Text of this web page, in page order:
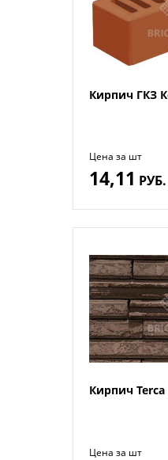
Кирпич ГКЗ
Цена за шт
14,11 РУБ.
Кирпич Terca
Цена за шт